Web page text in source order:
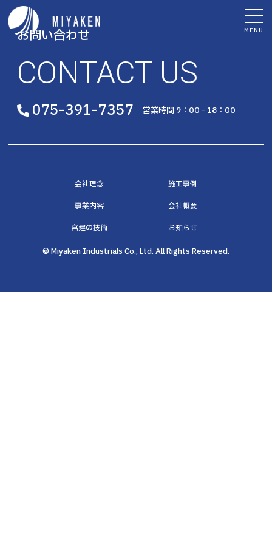
MENU
お問い合わせ
CONTACT US
075-391-7357 営業時間 9：00 - 18：00
会社理念 施工事例
事業内容 会社概要
宮建の技術 お知らせ
© Miyaken Industrials Co., Ltd. All Rights Reserved.